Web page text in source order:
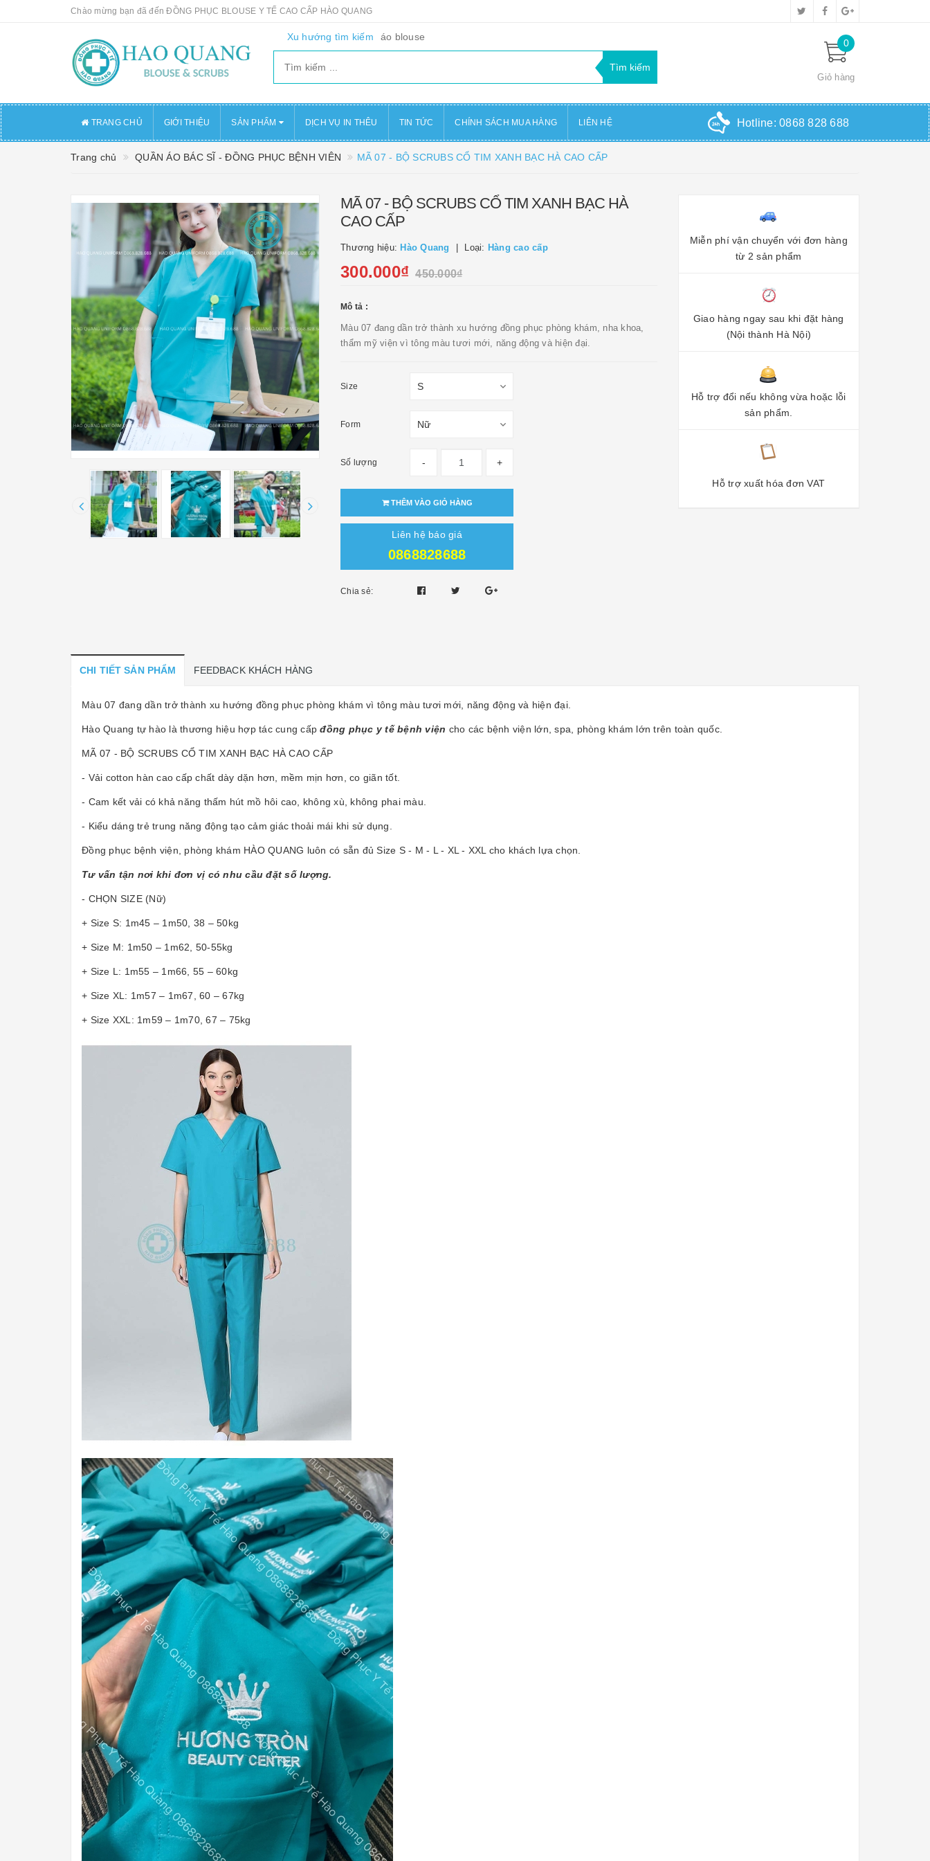
Chào mừng bạn đã đến ĐỒNG PHỤC BLOUSE Y TẾ CAO CẤP HÀO QUANG
Xu hướng tìm kiếm áo blouse
0
Giỏ hàng
TRANG CHỦ GIỚI THIỆU SẢN PHẨM DỊCH VỤ IN THÊU TIN TỨC CHÍNH SÁCH MUA HÀNG LIÊN HỆ Hotline: 0868 828 688
Trang chủ QUẦN ÁO BÁC SĨ - ĐỒNG PHỤC BỆNH VIÊN MÃ 07 - BỘ SCRUBS CỔ TIM XANH BẠC HÀ CAO CẤP
MÃ 07 - BỘ SCRUBS CỔ TIM XANH BẠC HÀ
CAO CẤP
Thương hiệu: Hào Quang Loại: Hàng cao cấp
300.000₫ 450.000₫
Mô tả :
Màu 07 đang dần trở thành xu hướng đồng phục phòng khám, nha khoa,
thẩm mỹ viện vì tông màu tươi mới, năng động và hiện đại.
Size
Form
Số lượng - +
THÊM VÀO GIỎ HÀNG
Liên hệ báo giá
0868828688
Chia sẻ:
Miễn phí vận chuyển với đơn hàng
từ 2 sản phẩm
Giao hàng ngay sau khi đặt hàng
(Nội thành Hà Nội)
Hỗ trợ đổi nếu không vừa hoặc lỗi
sản phẩm.
Hỗ trợ xuất hóa đơn VAT
CHI TIẾT SẢN PHẨM FEEDBACK KHÁCH HÀNG
Màu 07 đang dần trở thành xu hướng đồng phục phòng khám vì tông màu tươi mới, năng động và hiện đại.
Hào Quang tự hào là thương hiệu hợp tác cung cấpđồng phục y tế bệnh viện cho các bệnh viện lớn, spa, phòng khám lớn trên toàn quốc.
MÃ 07 - BỘ SCRUBS CỔ TIM XANH BẠC HÀ CAO CẤP
- Vải cotton hàn cao cấp chất dày dặn hơn, mềm mịn hơn, co giãn tốt.
- Cam kết vải có khả năng thấm hút mồ hôi cao, không xù, không phai màu.
- Kiểu dáng trẻ trung năng động tạo cảm giác thoải mái khi sử dụng.
Đồng phục bệnh viện, phòng khám HÀO QUANG luôn có sẵn đủ Size S - M - L - XL - XXL cho khách lựa chọn.
Tư vấn tận nơi khi đơn vị có nhu cầu đặt số lượng.
- CHỌN SIZE (Nữ)
+ Size S: 1m45 – 1m50, 38 – 50kg
+ Size M: 1m50 – 1m62, 50-55kg
+ Size L: 1m55 – 1m66, 55 – 60kg
+ Size XL: 1m57 – 1m67, 60 – 67kg
+ Size XXL: 1m59 – 1m70, 67 – 75kg